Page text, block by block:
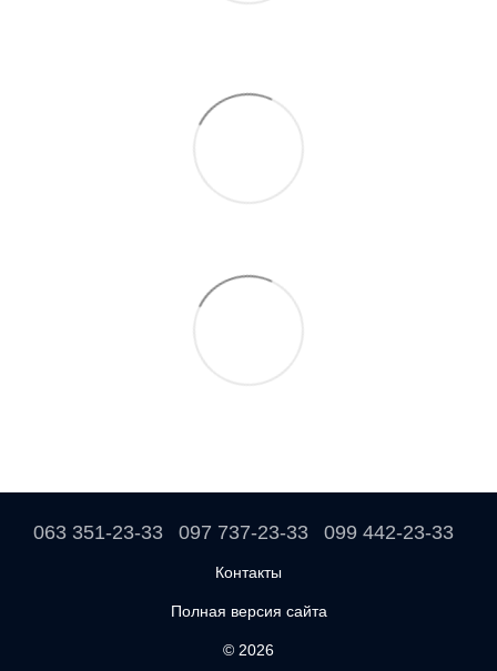
063 351-23-33 097 737-23-33 099 442-23-33
Контакты
Полная версия сайта
© 2026